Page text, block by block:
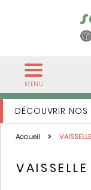
MENU
DÉCOUVRIR NOS
Accueil